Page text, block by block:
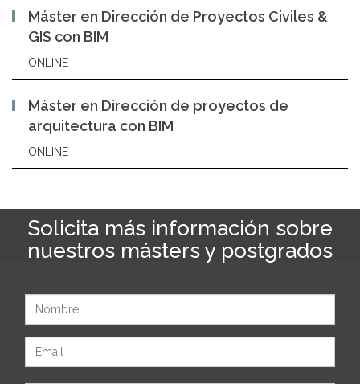
Máster en Dirección de Proyectos Civiles &
GIS con BIM
ONLINE
Máster en Dirección de proyectos de
arquitectura con BIM
ONLINE
Solicita más información sobre
nuestros másters y postgrados